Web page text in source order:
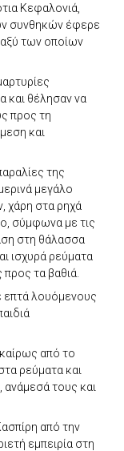
Κεφαλονιά,
συνθηκών έφερε
των οποίων
και θέλησαν να
προς τη
και
της
μεγάλο
χάρη στα ρηχά
σύμφωνα με τις
στη θάλασσα
ισχυρά ρεύματα
τα βαθιά.
λουόμενους
από το
ρεύματα και
τους και
από την
εμπειρία στη